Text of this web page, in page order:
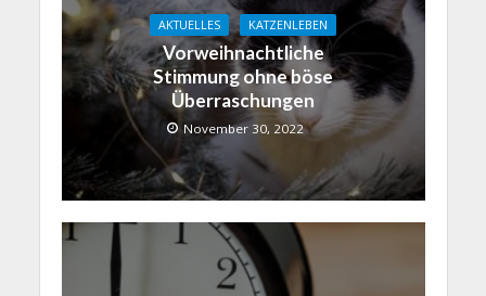
AKTUELLES KATZENLEBEN
Vorweihnachtliche
Stimmung ohne böse
Überraschungen
November 30, 2022